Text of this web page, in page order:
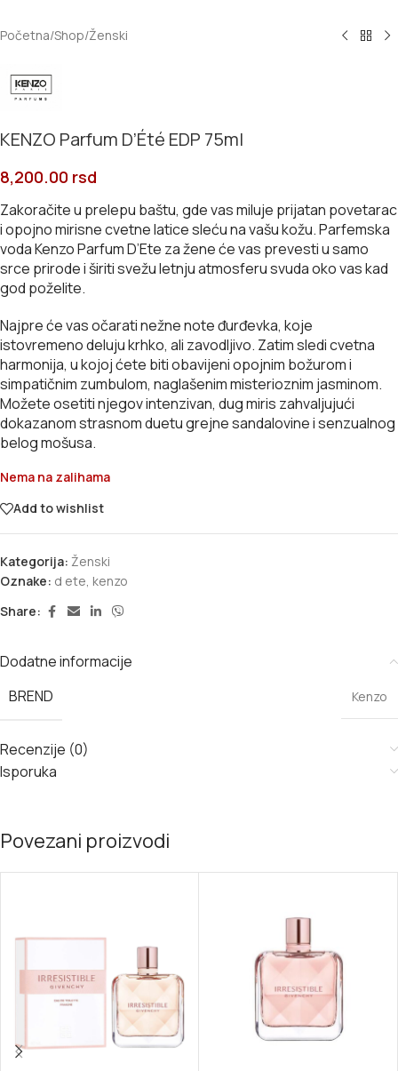
Početna/Shop/Ženski
KENZO Parfum D’Été EDP 75ml
8,200.00 rsd
Zakoračite u prelepu baštu, gde vas miluje prijatan povetarac
i opojno mirisne cvetne latice sleću na vašu kožu. Parfemska
voda Kenzo Parfum D’Ete za žene će vas prevesti u samo
srce prirode i širiti svežu letnju atmosferu svuda oko vas kad
god poželite.
Najpre će vas očarati nežne note đurđevka, koje
istovremeno deluju krhko, ali zavodljivo. Zatim sledi cvetna
harmonija, u kojoj ćete biti obavijeni opojnim božurom i
simpatičnim zumbulom, naglašenim misterioznim jasminom.
Možete osetiti njegov intenzivan, dug miris zahvaljujući
dokazanom strasnom duetu grejne sandalovine i senzualnog
belog mošusa.
Nema na zalihama
Add to wishlist
Kategorija: Ženski
Oznake: d ete, kenzo
Share:
Dodatne informacije
BREND
Kenzo
Recenzije (0)
Isporuka
Povezani proizvodi